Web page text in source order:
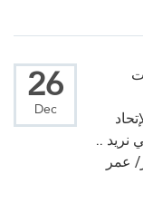
26
Dec
نريد ..
عمر